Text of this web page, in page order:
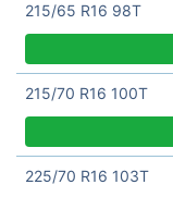
215/65 R16 98T
215/70 R16 100T
225/70 R16 103T